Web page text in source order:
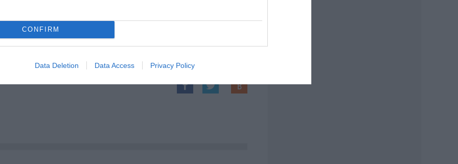
CONFIRM
Data Deletion Data Access Privacy Policy